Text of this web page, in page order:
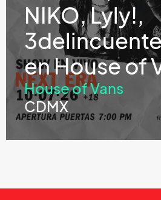
NIKO, Lyly!,
en House of
House of Vans
CDMX